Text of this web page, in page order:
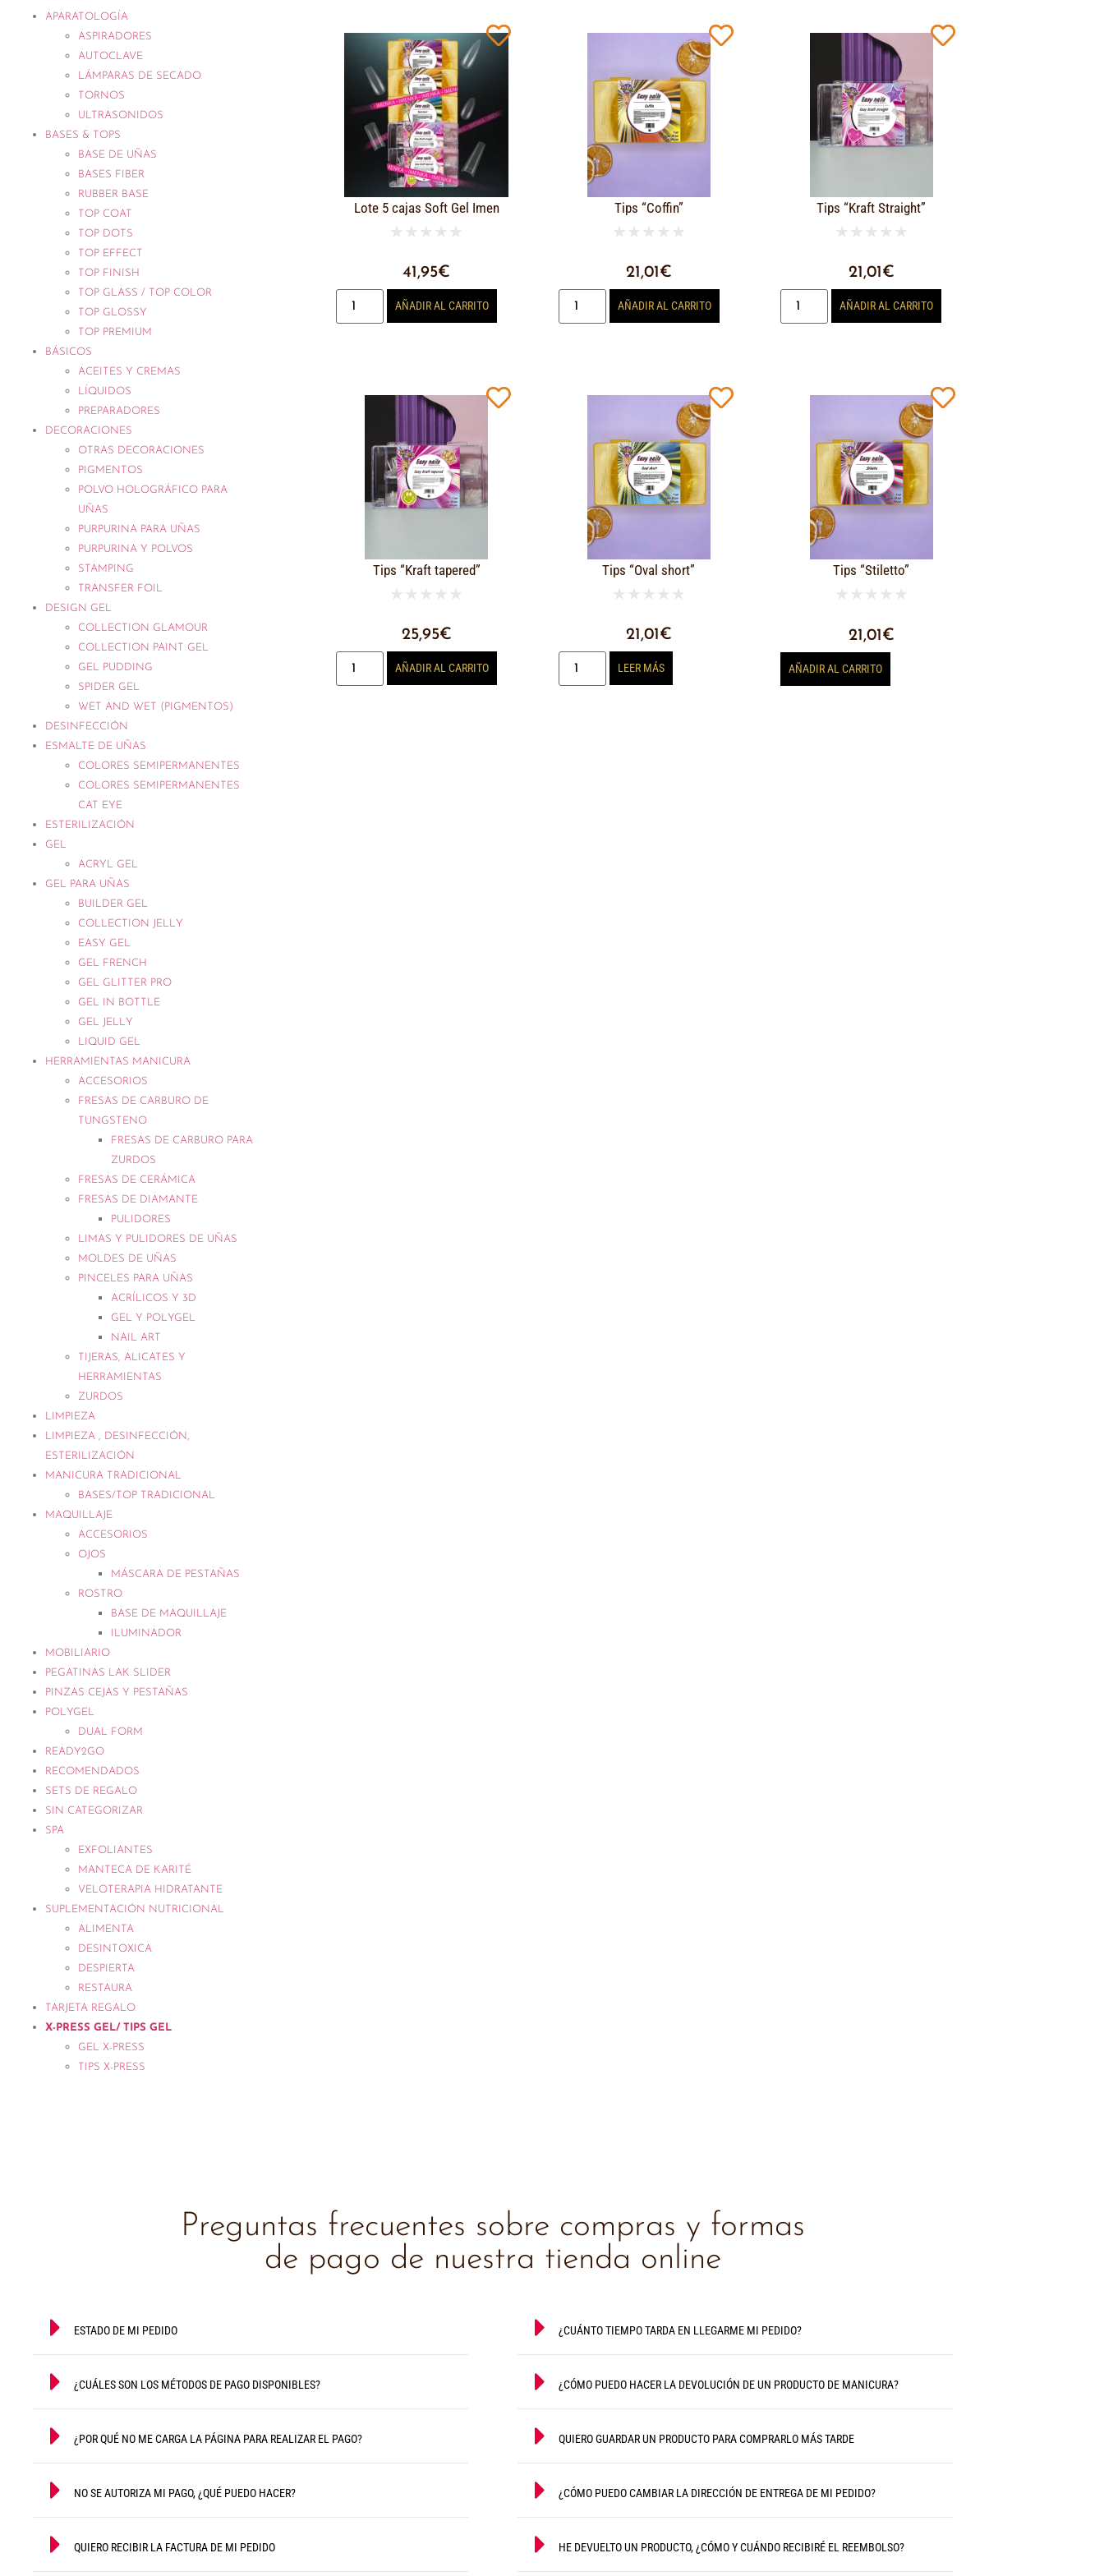
APARATOLOGÍA
ASPIRADORES
AUTOCLAVE
LÁMPARAS DE SECADO
TORNOS
ULTRASONIDOS
BASES & TOPS
BASE DE UÑAS
BASES FIBER
RUBBER BASE
TOP COAT
TOP DOTS
TOP EFFECT
TOP FINISH
TOP GLASS / TOP COLOR
TOP GLOSSY
TOP PREMIUM
BÁSICOS
ACEITES Y CREMAS
LÍQUIDOS
PREPARADORES
DECORACIONES
OTRAS DECORACIONES
PIGMENTOS
POLVO HOLOGRÁFICO PARA
UÑAS
PURPURINA PARA UÑAS
PURPURINA Y POLVOS
STAMPING
TRANSFER FOIL
DESIGN GEL
COLLECTION GLAMOUR
COLLECTION PAINT GEL
GEL PUDDING
SPIDER GEL
WET AND WET (PIGMENTOS)
DESINFECCIÓN
ESMALTE DE UÑAS
COLORES SEMIPERMANENTES
COLORES SEMIPERMANENTES
CAT EYE
ESTERILIZACIÓN
GEL
ACRYL GEL
GEL PARA UÑAS
BUILDER GEL
COLLECTION JELLY
EASY GEL
GEL FRENCH
GEL GLITTER PRO
GEL IN BOTTLE
GEL JELLY
LIQUID GEL
HERRAMIENTAS MANICURA
ACCESORIOS
FRESAS DE CARBURO DE
TUNGSTENO
FRESAS DE CARBURO PARA
ZURDOS
FRESAS DE CERÁMICA
FRESAS DE DIAMANTE
PULIDORES
LIMAS Y PULIDORES DE UÑAS
MOLDES DE UÑAS
PINCELES PARA UÑAS
ACRÍLICOS Y 3D
GEL Y POLYGEL
NAIL ART
TIJERAS, ALICATES Y
HERRAMIENTAS
ZURDOS
LIMPIEZA
LIMPIEZA , DESINFECCIÓN,
ESTERILIZACIÓN
MANICURA TRADICIONAL
BASES/TOP TRADICIONAL
MAQUILLAJE
ACCESORIOS
OJOS
MÁSCARA DE PESTAÑAS
ROSTRO
BASE DE MAQUILLAJE
ILUMINADOR
MOBILIARIO
PEGATINAS LAK SLIDER
PINZAS CEJAS Y PESTAÑAS
POLYGEL
DUAL FORM
READY2GO
RECOMENDADOS
SETS DE REGALO
SIN CATEGORIZAR
SPA
EXFOLIANTES
MANTECA DE KARITÉ
VELOTERAPIA HIDRATANTE
SUPLEMENTACIÓN NUTRICIONAL
ALIMENTA
DESINTOXICA
DESPIERTA
RESTAURA
TARJETA REGALO
X-PRESS GEL/ TIPS GEL
GEL X-PRESS
TIPS X-PRESS
Lote 5 cajas Soft Gel Imen
★ ★ ★ ★ ★
41,95€
AÑADIR AL CARRITO
Tips “Coffin”
★ ★ ★ ★ ★
21,01€
AÑADIR AL CARRITO
Tips “Kraft Straight”
★ ★ ★ ★ ★
21,01€
AÑADIR AL CARRITO
Tips “Kraft tapered”
★ ★ ★ ★ ★
25,95€
AÑADIR AL CARRITO
Tips “Oval short”
★ ★ ★ ★ ★
21,01€
LEER MÁS
Tips “Stiletto”
★ ★ ★ ★ ★
21,01€
AÑADIR AL CARRITO
Preguntas frecuentes sobre compras y formas
de pago de nuestra tienda online
ESTADO DE MI PEDIDO
¿CUÁLES SON LOS MÉTODOS DE PAGO DISPONIBLES?
¿POR QUÉ NO ME CARGA LA PÁGINA PARA REALIZAR EL PAGO?
NO SE AUTORIZA MI PAGO, ¿QUÉ PUEDO HACER?
QUIERO RECIBIR LA FACTURA DE MI PEDIDO
¿CUÁNTO TIEMPO TARDA EN LLEGARME MI PEDIDO?
¿CÓMO PUEDO HACER LA DEVOLUCIÓN DE UN PRODUCTO DE MANICURA?
QUIERO GUARDAR UN PRODUCTO PARA COMPRARLO MÁS TARDE
¿CÓMO PUEDO CAMBIAR LA DIRECCIÓN DE ENTREGA DE MI PEDIDO?
HE DEVUELTO UN PRODUCTO, ¿CÓMO Y CUÁNDO RECIBIRÉ EL REEMBOLSO?